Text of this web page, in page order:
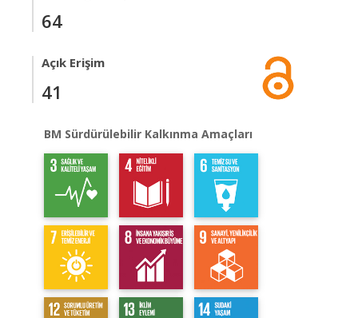
64
Açık Erişim
41
BM Sürdürülebilir Kalkınma Amaçları